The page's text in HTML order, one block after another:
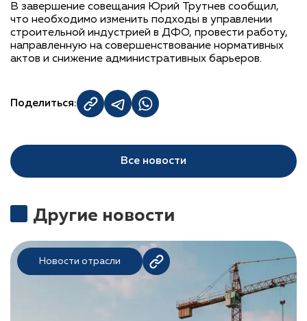
В завершение совещания Юрий Трутнев сообщил,
что необходимо изменить подходы в управлении
строительной индустрией в ДФО, провести работу,
направленную на совершенствование нормативных
актов и снижение административных барьеров.
Поделиться:
Все новости
Другие новости
Новости отрасли